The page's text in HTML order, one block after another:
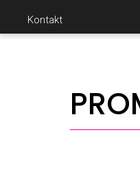
Kontakt